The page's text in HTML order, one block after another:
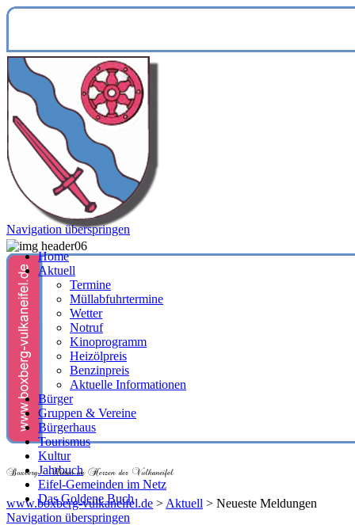
www.boxberg-vulkaneifel.de > Aktuell > Neueste Meldungen
Navigation überspringen
Navigation überspringen
Home
Aktuell
Termine
Müllabfuhrtermine
Wetter
Notruf
Kinoprogramm
Heizölpreis
Benzinpreis
Aktuelle Informationen
Bürger
Gruppen & Vereine
Bürgerhaus
Tourismus
Kultur
Jahrbuch
Eifel-Gemeinden im Netz
Das Goldene Buch